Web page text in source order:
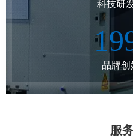
科技研
品牌创
服